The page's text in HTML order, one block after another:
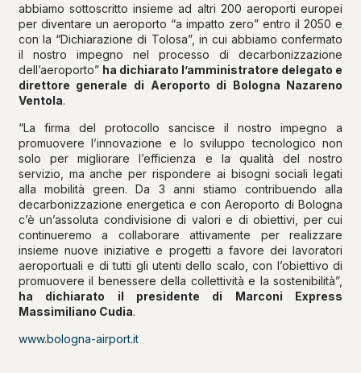
abbiamo sottoscritto insieme ad altri 200 aeroporti europei
per diventare un aeroporto “a impatto zero” entro il 2050 e
con la “Dichiarazione di Tolosa”, in cui abbiamo confermato
il nostro impegno nel processo di decarbonizzazione
dell’aeroporto” ha dichiarato l’amministratore delegato e
direttore generale di Aeroporto di Bologna Nazareno
Ventola.
“La firma del protocollo sancisce il nostro impegno a
promuovere l’innovazione e lo sviluppo tecnologico non
solo per migliorare l’efficienza e la qualità del nostro
servizio, ma anche per rispondere ai bisogni sociali legati
alla mobilità green. Da 3 anni stiamo contribuendo alla
decarbonizzazione energetica e con Aeroporto di Bologna
c’è un’assoluta condivisione di valori e di obiettivi, per cui
continueremo a collaborare attivamente per realizzare
insieme nuove iniziative e progetti a favore dei lavoratori
aeroportuali e di tutti gli utenti dello scalo, con l’obiettivo di
promuovere il benessere della collettività e la sostenibilità”,
ha dichiarato il presidente di Marconi Express
Massimiliano Cudia.
www.bologna-airport.it